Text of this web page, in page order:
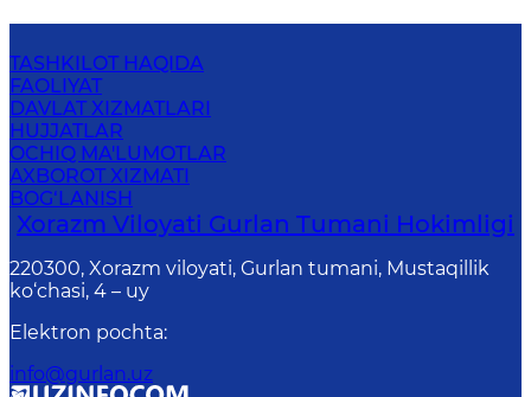
TASHKILOT HAQIDA
FAOLIYAT
DAVLAT XIZMATLARI
HUJJATLAR
OCHIQ MA'LUMOTLAR
AXBOROT XIZMATI
BOG‘LANISH
Xorazm Viloyati Gurlan Tumani Hokimligi
220300, Xorazm viloyati, Gurlan tumani, Mustaqillik
ko‘chasi, 4 – uy
Elektron pochta:
info@gurlan.uz